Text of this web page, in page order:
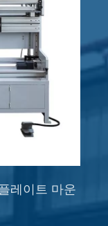
레이트 마운